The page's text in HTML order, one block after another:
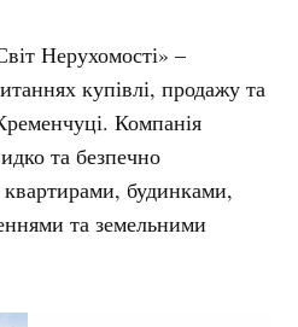
Нерухомості» –
купівлі, продажу та
Компанія
та безпечно
квартирами, будинками,
та земельними